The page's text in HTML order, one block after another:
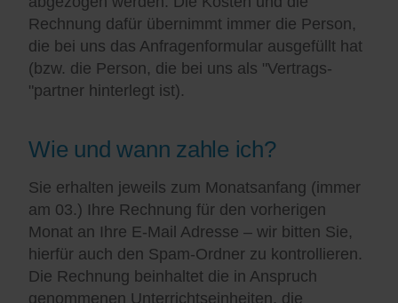
Rechnung dafür übernimmt immer die Person,
die bei uns das Anfragenformular ausgefüllt hat
(bzw. die Person, die bei uns als "Vertrags-
"partner hinterlegt ist).
Wie und wann zahle ich?
Sie erhalten jeweils zum Monatsanfang (immer
am 03.) Ihre Rechnung für den vorherigen
Monat an Ihre E-Mail Adresse – wir bitten Sie,
hierfür auch den Spam-Ordner zu kontrollieren.
Die Rechnung beinhaltet die in Anspruch
genommenen Unterrichtseinheiten, die